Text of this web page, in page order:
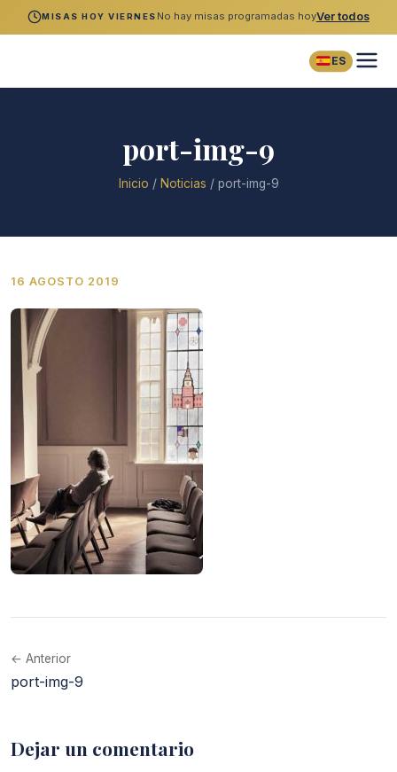
MISAS HOY VIERNES No hay misas programadas hoyVer todos
ES
port-img-9
Inicio / Noticias / port-img-9
16 AGOSTO 2019
← Anterior
port-img-9
Dejar un comentario